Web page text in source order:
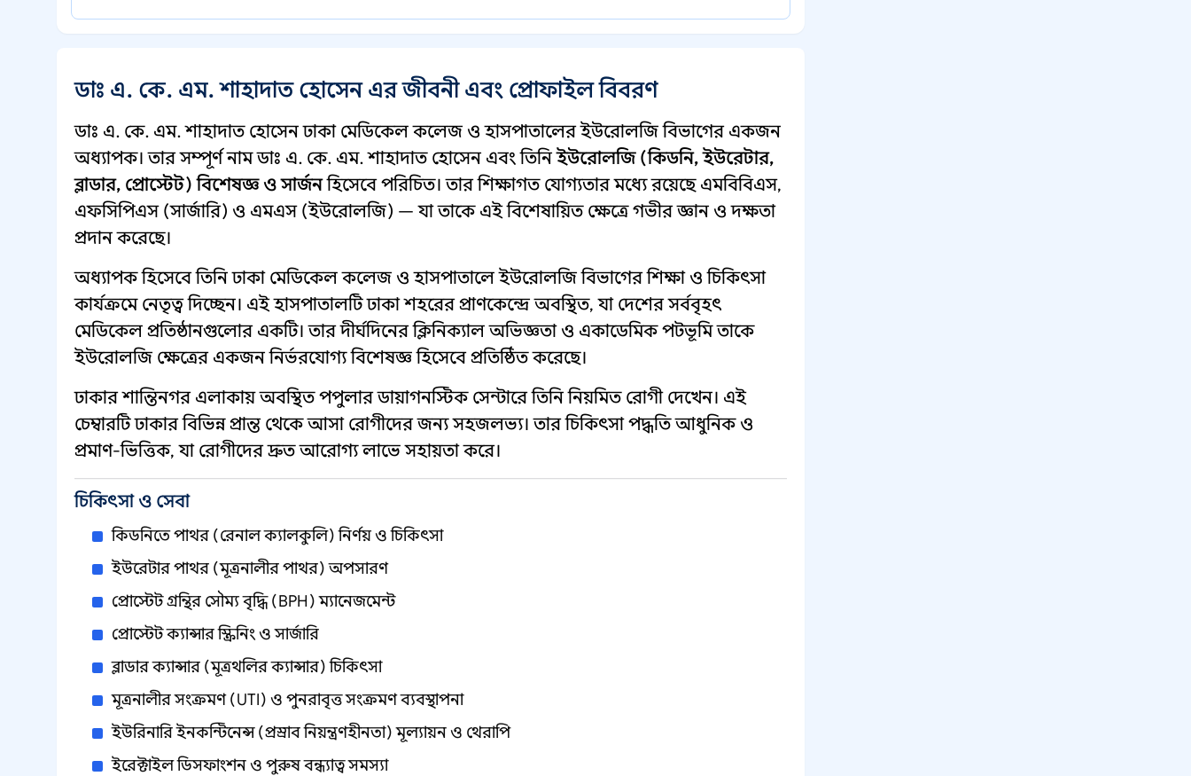
ডাঃ এ. কে. এম. শাহাদাত হোসেন এর জীবনী এবং প্রোফাইল বিবরণ
ডাঃ এ. কে. এম. শাহাদাত হোসেন ঢাকা মেডিকেল কলেজ ও হাসপাতালের ইউরোলজি বিভাগের একজন
অধ্যাপক। তার সম্পূর্ণ নাম ডাঃ এ. কে. এম. শাহাদাত হোসেন এবং তিনিইউরোলজি (কিডনি, ইউরেটার,
ব্লাডার, প্রোস্টেট) বিশেষজ্ঞ ও সার্জনহিসেবে পরিচিত। তার শিক্ষাগত যোগ্যতার মধ্যে রয়েছে এমবিবিএস,
এফসিপিএস (সার্জারি) ও এমএস (ইউরোলজি) — যা তাকে এই বিশেষায়িত ক্ষেত্রে গভীর জ্ঞান ও দক্ষতা
প্রদান করেছে।
অধ্যাপক হিসেবে তিনি ঢাকা মেডিকেল কলেজ ও হাসপাতালে ইউরোলজি বিভাগের শিক্ষা ও চিকিৎসা
কার্যক্রমে নেতৃত্ব দিচ্ছেন। এই হাসপাতালটি ঢাকা শহরের প্রাণকেন্দ্রে অবস্থিত, যা দেশের সর্ববৃহৎ
মেডিকেল প্রতিষ্ঠানগুলোর একটি। তার দীর্ঘদিনের ক্লিনিক্যাল অভিজ্ঞতা ও একাডেমিক পটভূমি তাকে
ইউরোলজি ক্ষেত্রের একজন নির্ভরযোগ্য বিশেষজ্ঞ হিসেবে প্রতিষ্ঠিত করেছে।
ঢাকার শান্তিনগর এলাকায় অবস্থিত পপুলার ডায়াগনস্টিক সেন্টারে তিনি নিয়মিত রোগী দেখেন। এই
চেম্বারটি ঢাকার বিভিন্ন প্রান্ত থেকে আসা রোগীদের জন্য সহজলভ্য। তার চিকিৎসা পদ্ধতি আধুনিক ও
প্রমাণ-ভিত্তিক, যা রোগীদের দ্রুত আরোগ্য লাভে সহায়তা করে।
চিকিৎসা ও সেবা
কিডনিতে পাথর (রেনাল ক্যালকুলি) নির্ণয় ও চিকিৎসা
ইউরেটার পাথর (মূত্রনালীর পাথর) অপসারণ
প্রোস্টেট গ্রন্থির সৌম্য বৃদ্ধি (BPH) ম্যানেজমেন্ট
প্রোস্টেট ক্যান্সার স্ক্রিনিং ও সার্জারি
ব্লাডার ক্যান্সার (মূত্রথলির ক্যান্সার) চিকিৎসা
মূত্রনালীর সংক্রমণ (UTI) ও পুনরাবৃত্ত সংক্রমণ ব্যবস্থাপনা
ইউরিনারি ইনকন্টিনেন্স (প্রস্রাব নিয়ন্ত্রণহীনতা) মূল্যায়ন ও থেরাপি
ইরেক্টাইল ডিসফাংশন ও পুরুষ বন্ধ্যাত্ব সমস্যা